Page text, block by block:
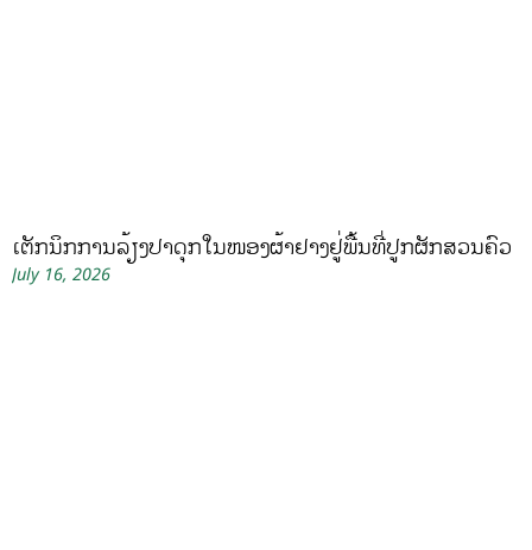
ເຕັກນິກການລ້ຽງປາດຸກໃນໜອງຜ້າຢາງຢູ່ພື້ນທີ່ປູກຜັກສວນຄົວ
July 16, 2026